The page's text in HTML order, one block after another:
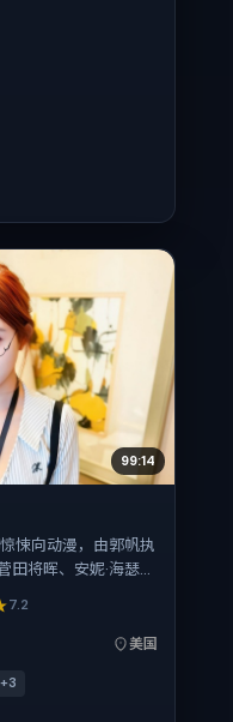
99:14
悚向动漫，由郭帆执
田将晖、安妮·海瑟
季档与观众见面，首
片时长145分钟。
7.2
美国
+3